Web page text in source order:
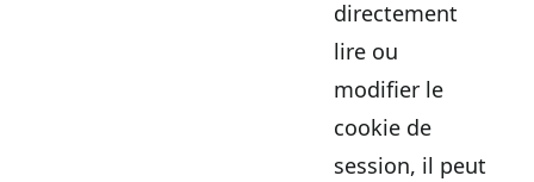
directement
lire ou
modifier le
cookie de
session, il peut